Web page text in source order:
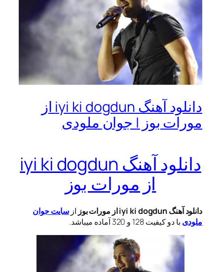
دانلود آهنگ iyi ki dogdun از
مورات بوز | جوان ملودی
دانلود آهنگ iyi ki dogdun
از مورات بوز
دانلود آهنگ iyi ki dogdun از مورات بوز از سایت جوان
ملودی با دو کیفیت 128 و 320 آماده میباشد.